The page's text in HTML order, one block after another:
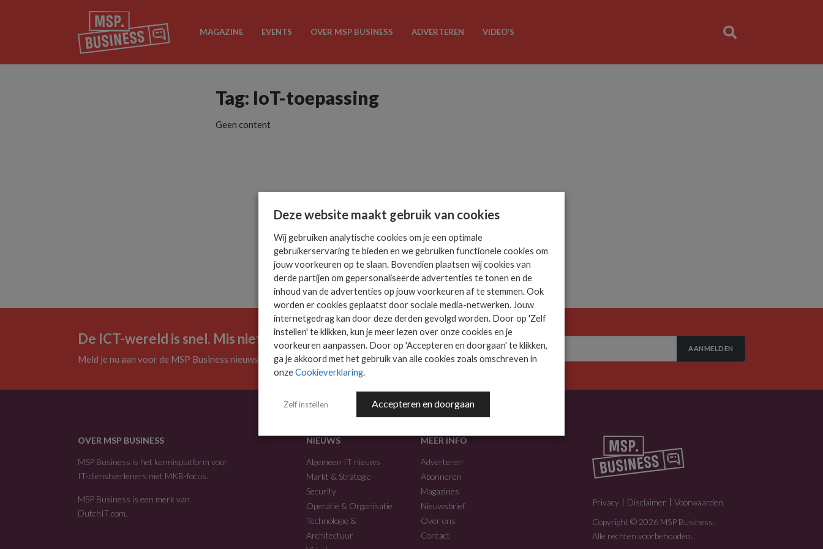
MAGAZINE EVENTS OVER MSP BUSINESS ADVERTEREN VIDEO’S
Tag: IoT-toepassing
Geen content
De ICT-wereld is snel. Mis niets.
Meld je nu aan voor de MSP Business nieuwsbrief.
AANMELDEN
OVER MSP BUSINESS
MSP Business is het kennisplatform voor
IT-dienstverleners met MKB-focus.
MSP Business is een merk van
DutchIT.com
NIEUWS
Algemeen IT nieuws
Markt & Strategie
Security
Operatie & Organisatie
Technologie &
Architectuur
MEER INFO
Adverteren
Abonneren
Magazines
Nieuwsbrief
Over ons
Contact
Privacy Disclaimer
Voorwaarden
Copyright © 2026 MSP Business.
Alle rechten voorbehouden.
Deze website maakt gebruik van cookies
Wij gebruiken analytische cookies om je een optimale
gebruikerservaring te bieden en we gebruiken functionele cookies om
jouw voorkeuren op te slaan. Bovendien plaatsen wij cookies van
derde partijen om gepersonaliseerde advertenties te tonen en de
inhoud van de advertenties op jouw voorkeuren af te stemmen. Ook
worden er cookies geplaatst door sociale media-netwerken. Jouw
internetgedrag kan door deze derden gevolgd worden. Door op 'Zelf
instellen' te klikken, kun je meer lezen over onze cookies en je
voorkeuren aanpassen. Door op 'Accepteren en doorgaan' te klikken,
ga je akkoord met het gebruik van alle cookies zoals omschreven in
onzeCookieverklaring.
Zelf instellen Accepteren en doorgaan